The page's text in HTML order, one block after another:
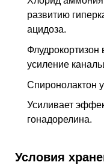
развитию
ацидоза.
усиление
Спиронолактон
Усиливает
гонадорелина.
Условия